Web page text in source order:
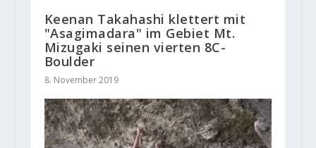
Keenan Takahashi klettert mit
"Asagimadara" im Gebiet Mt.
Mizugaki seinen vierten 8C-
Boulder
8. November 2019